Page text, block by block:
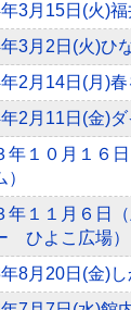
3月15日(火)
3月2日(火)ひ
2月14日(月)
2月11日(金)
年１０月１６
年１１月６日
ひよこ広場）
8月20日(金)